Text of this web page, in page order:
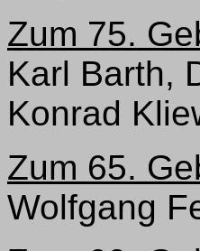
Zum 75.
Karl Barth,
Konrad
Zum 65.
Wolfgang